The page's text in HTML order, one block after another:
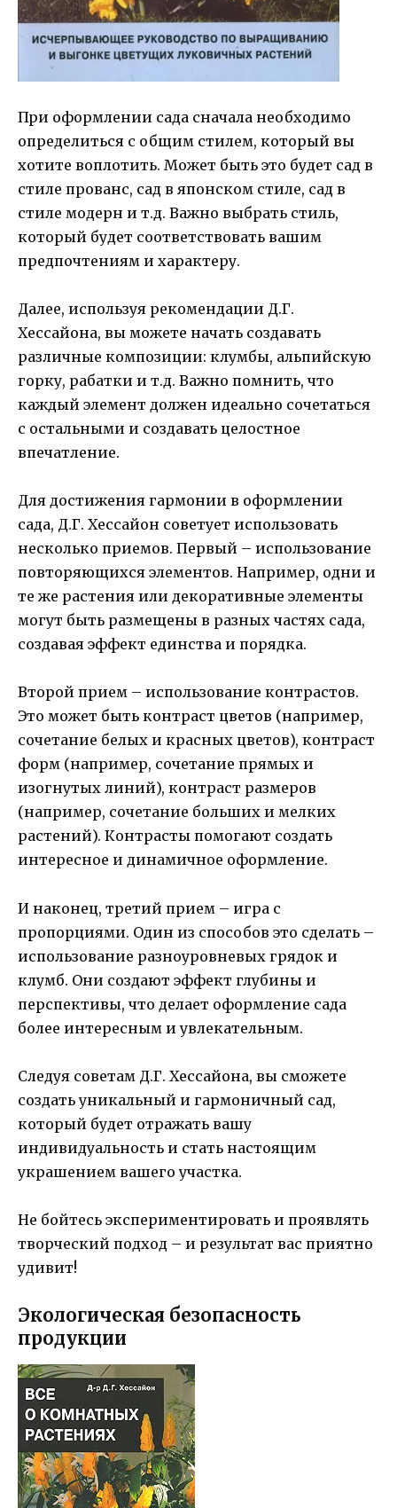
При оформлении сада сначала необходимо
определиться с общим стилем, который вы
хотите воплотить. Может быть это будет сад в
стиле прованс, сад в японском стиле, сад в
стиле модерн и т.д. Важно выбрать стиль,
который будет соответствовать вашим
предпочтениям и характеру.
Далее, используя рекомендации Д.Г.
Хессайона, вы можете начать создавать
различные композиции: клумбы, альпийскую
горку, рабатки и т.д. Важно помнить, что
каждый элемент должен идеально сочетаться
с остальными и создавать целостное
впечатление.
Для достижения гармонии в оформлении
сада, Д.Г. Хессайон советует использовать
несколько приемов. Первый – использование
повторяющихся элементов. Например, одни и
те же растения или декоративные элементы
могут быть размещены в разных частях сада,
создавая эффект единства и порядка.
Второй прием – использование контрастов.
Это может быть контраст цветов (например,
сочетание белых и красных цветов), контраст
форм (например, сочетание прямых и
изогнутых линий), контраст размеров
(например, сочетание больших и мелких
растений). Контрасты помогают создать
интересное и динамичное оформление.
И наконец, третий прием – игра с
пропорциями. Один из способов это сделать –
использование разноуровневых грядок и
клумб. Они создают эффект глубины и
перспективы, что делает оформление сада
более интересным и увлекательным.
Следуя советам Д.Г. Хессайона, вы сможете
создать уникальный и гармоничный сад,
который будет отражать вашу
индивидуальность и стать настоящим
украшением вашего участка.
Не бойтесь экспериментировать и проявлять
творческий подход – и результат вас приятно
удивит!
Экологическая безопасность
продукции